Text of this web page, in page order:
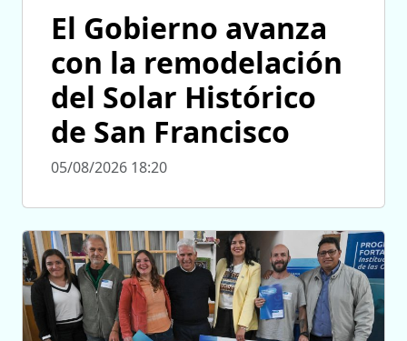
El Gobierno avanza
con la remodelación
del Solar Histórico
de San Francisco
05/08/2026 18:20